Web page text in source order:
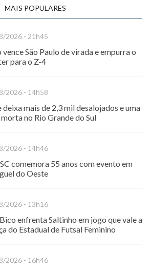
MAIS POPULARES
2026 - 21h45
São Paulo de virada e empurra o
para o Z-4
2026 - 14h58
deixa mais de 2,3 mil desalojados e uma
no Rio Grande do Sul
2026 - 14h46
comemora 55 anos com evento em
do Oeste
2026 - 13h16
enfrenta Saltinho em jogo que vale a
do Estadual de Futsal Feminino
2026 - 16h46